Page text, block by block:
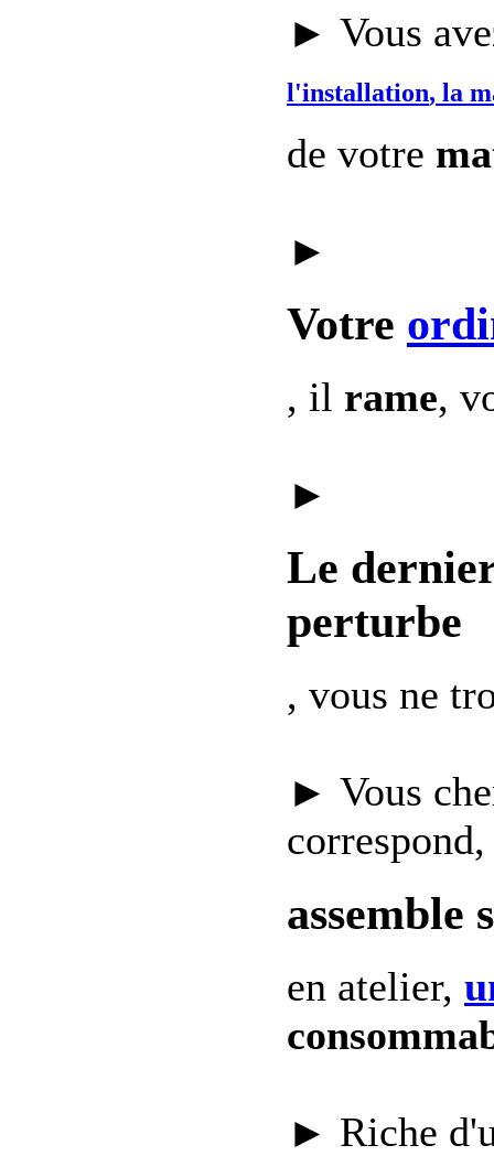
► Vous
l'installation, la
de votre
►
Votre
, il rame,
►
Le
perturbe
, vous ne
► Vous
correspond,
assemble
en atelier,
► Riche